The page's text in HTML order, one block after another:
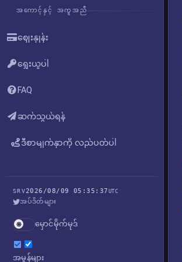
အကောင့်နှင့် အကူအညီ
ဈေးနှုန်း
ရွေးယူပါ
FAQ
ဆက်သွယ်ရန်
ဒီစာမျက်နှာကို လည်ပတ်ပါ
SRV2026/08/09 05:35:37UTC
အပ်ဒိတ်များ
မှောင်မိုက်မုဒ်
အမှုန်များ